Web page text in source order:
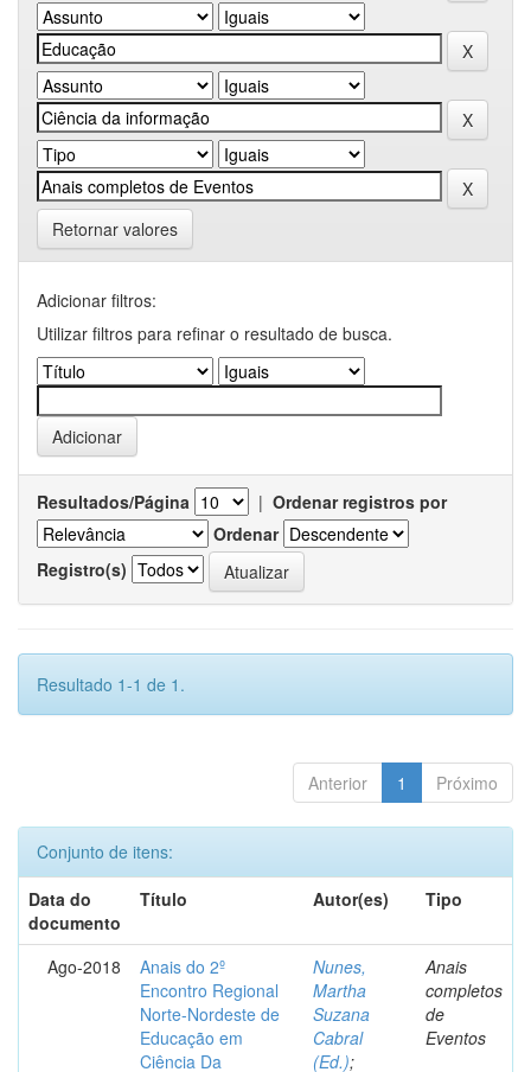
Retornar valores
Adicionar filtros:
Utilizar filtros para refinar o resultado de busca.
Resultados/Página | Ordenar registros por
Ordenar
Registro(s)
Resultado 1-1 de 1.
Anterior 1 Próximo
Conjunto de itens:
Data do
documento
Título Autor(es) Tipo
Ago-2018
Anais do 2º
Encontro Regional
Norte-Nordeste de
Educação em
Ciência Da
Nunes,
Martha
Suzana
Cabral
(Ed.);
Anais
completos
de
Eventos